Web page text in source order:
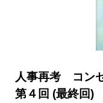
人事再考 コン
第４回 (最終回)